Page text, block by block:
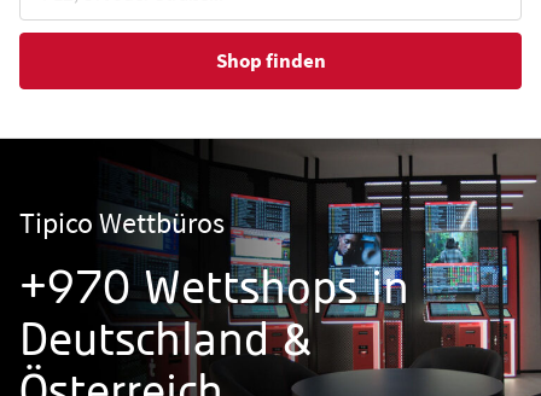
Shop finden
Tipico Wettbüros
+970 Wettshops in
Deutschland &